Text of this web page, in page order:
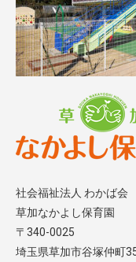
社会福祉法人 わかば会
草加なかよし保育園
〒340-0025
埼玉県草加市谷塚仲町